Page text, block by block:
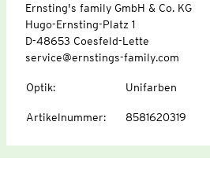
Ernsting's family GmbH & Co. KG
Hugo-Ernsting-Platz 1
D-48653 Coesfeld-Lette
service@ernstings-family.com
Optik: Unifarben
Artikelnummer: 8581620319